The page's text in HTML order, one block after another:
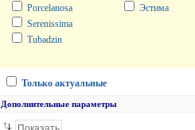
Porcelanosa
Serenissima
Tubadzin
Эстима
Только актуальные
Дополнительные параметры